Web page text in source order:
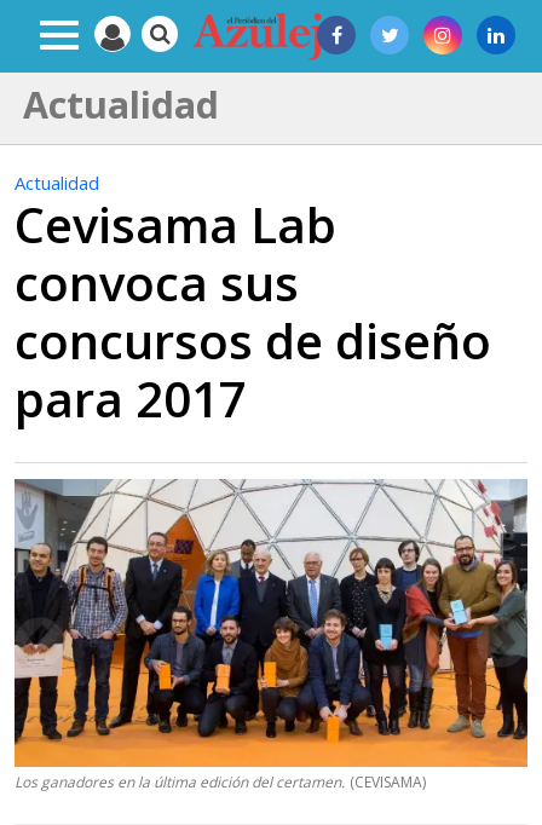
Actualidad
Actualidad
Cevisama Lab
convoca sus
concursos de diseño
para 2017
Los ganadores en la última edición del certamen. (CEVISAMA)